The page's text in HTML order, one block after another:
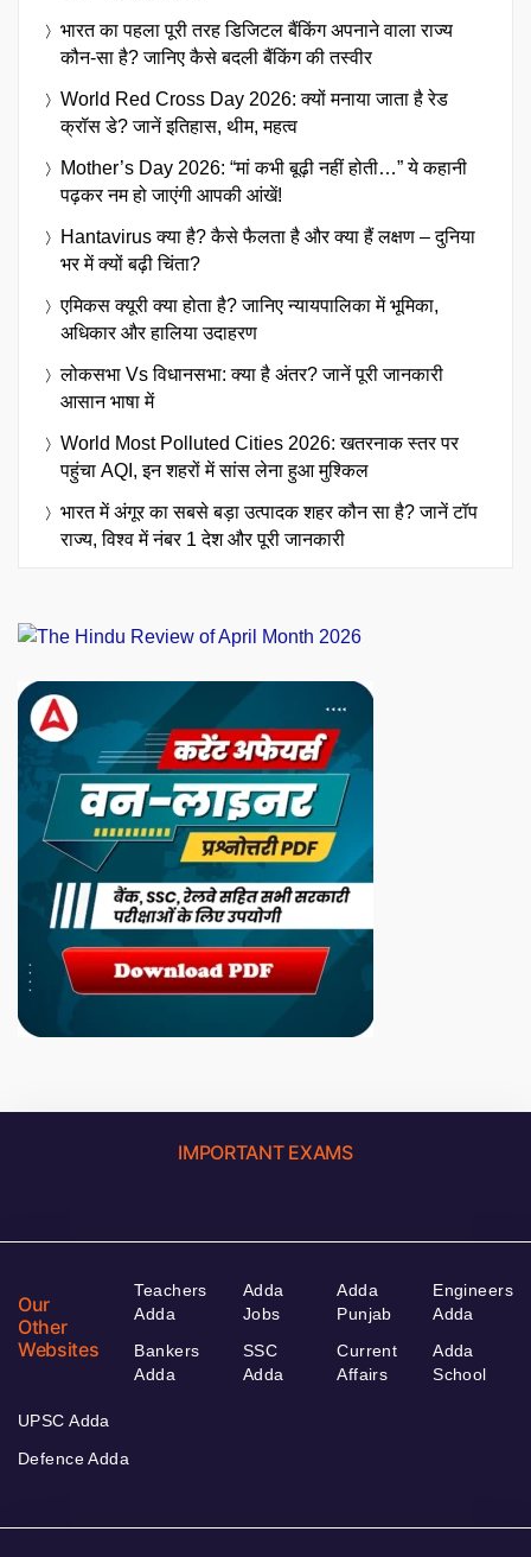
भारत का पहला पूरी तरह डिजिटल बैंकिंग अपनाने वाला राज्य
कौन-सा है? जानिए कैसे बदली बैंकिंग की तस्वीर
World Red Cross Day 2026: क्यों मनाया जाता है रेड
क्रॉस डे? जानें इतिहास, थीम, महत्व
Mother’s Day 2026: “मां कभी बूढ़ी नहीं होती…” ये कहानी
पढ़कर नम हो जाएंगी आपकी आंखें!
Hantavirus क्या है? कैसे फैलता है और क्या हैं लक्षण – दुनिया
भर में क्यों बढ़ी चिंता?
एमिकस क्यूरी क्या होता है? जानिए न्यायपालिका में भूमिका,
अधिकार और हालिया उदाहरण
लोकसभा Vs विधानसभा: क्या है अंतर? जानें पूरी जानकारी
आसान भाषा में
World Most Polluted Cities 2026: खतरनाक स्तर पर
पहुंचा AQI, इन शहरों में सांस लेना हुआ मुश्किल
भारत में अंगूर का सबसे बड़ा उत्पादक शहर कौन सा है? जानें टॉप
राज्य, विश्व में नंबर 1 देश और पूरी जानकारी
IMPORTANT EXAMS
Our
Other
Websites
Teachers
Adda
Bankers
Adda
Adda
Jobs
SSC
Adda
Adda
Punjab
Current
Affairs
Engineers
Adda
Adda
School
UPSC Adda
Defence Adda